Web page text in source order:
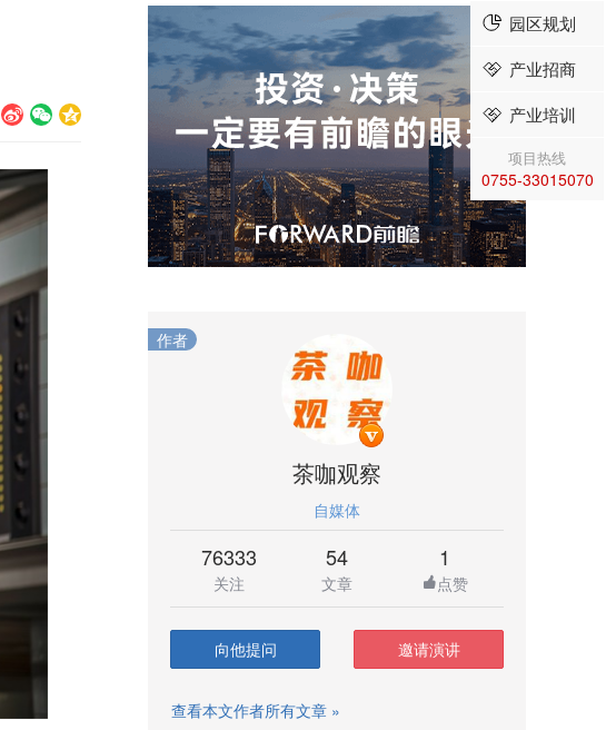
U V c
作者
茶咖观察
自媒体
76333
关注
54
文章
1
点赞
向他提问 邀请演讲
查看本文作者所有文章 »
园区规划
产业招商
产业培训
项目热线
0755-33015070